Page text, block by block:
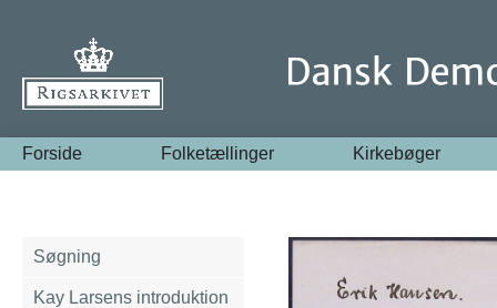
Forside Folketællinger Kirkebøger
Søgning
Kay Larsens introduktion